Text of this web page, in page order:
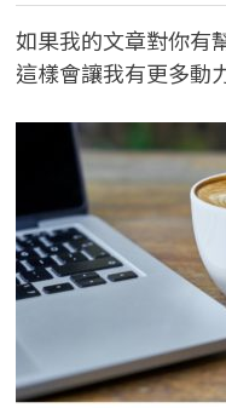
如果我的文章對你有
這樣會讓我有更多動